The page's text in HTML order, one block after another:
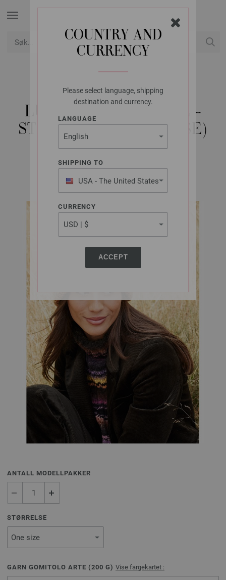
COUNTRY AND
CURRENCY
Please select language, shipping
destination and currency.
LANGUAGE
SHIPPING TO
USA - The United States
of America
CURRENCY
ACCEPT
LANA GROSSA
LUE GOMITOLO ARTE -
STRIKKEOPPSKRIFT (SE)
GOMITOLO No. 14 | Modell 6
ANTALL MODELLPAKKER
STØRRELSE
GARN GOMITOLO ARTE (200 G) Vise fargekartet :